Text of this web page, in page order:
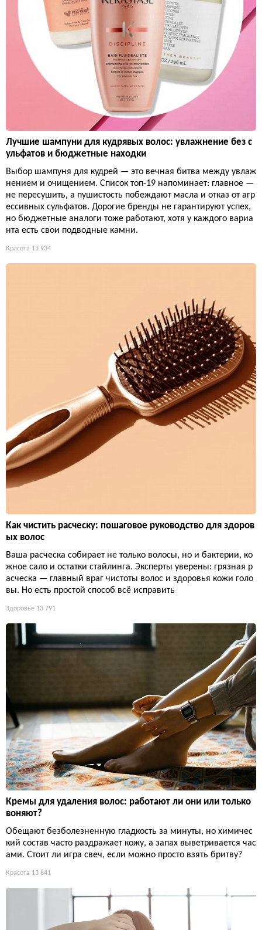
Лучшие шампуни для кудрявых волос: увлажнение без с
ульфатов и бюджетные находки
Выбор шампуня для кудрей — это вечная битва между увлаж
нением и очищением. Список топ-19 напоминает: главное —
не пересушить, а пушистость побеждают масла и отказ от агр
ессивных сульфатов. Дорогие бренды не гарантируют успех,
но бюджетные аналоги тоже работают, хотя у каждого вариа
нта есть свои подводные камни.
Красота 13 934
Как чистить расческу: пошаговое руководство для здоров
ых волос
Ваша расческа собирает не только волосы, но и бактерии, ко
жное сало и остатки стайлинга. Эксперты уверены: грязная р
асческа — главный враг чистоты волос и здоровья кожи голо
вы. Но есть простой способ всё исправить
Здоровье 13 791
Кремы для удаления волос: работают ли они или только
воняют?
Обещают безболезненную гладкость за минуты, но химичес
кий состав часто раздражает кожу, а запах выветривается час
ами. Стоит ли игра свеч, если можно просто взять бритву?
Красота 13 841